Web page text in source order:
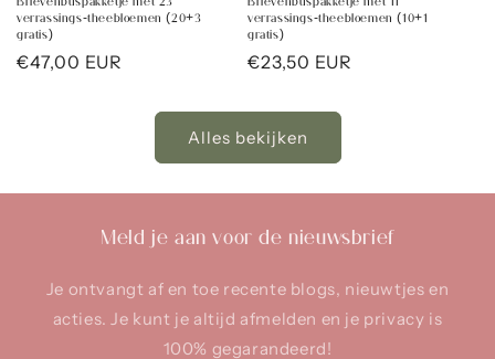
verrassings-theebloemen (20+3
gratis)
Normale
€47,00 EUR
verrassings-theebloemen (10+1
gratis)
Normale
€23,50 EUR
Alles bekijken
Meld je aan voor de nieuwsbrief
Je ontvangt af en toe recente blogs, nieuwtjes en
acties. Je kunt je altijd afmelden en je privacy is
100% gegarandeerd!